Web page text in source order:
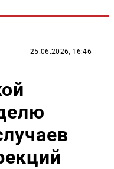
25.06.2026, 16:46